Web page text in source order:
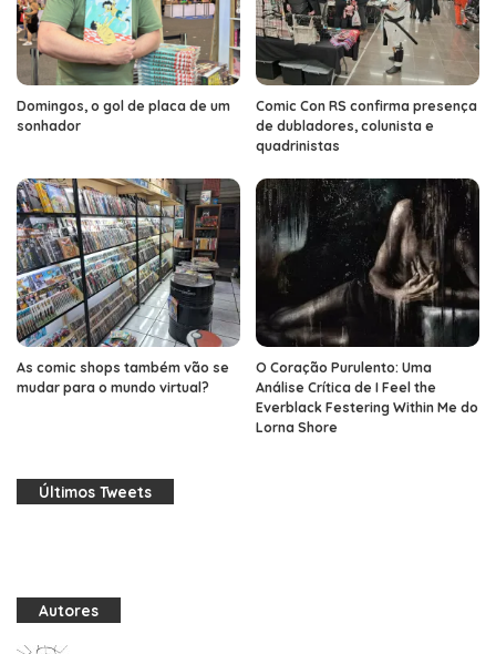
Domingos, o gol de placa de um
sonhador
Comic Con RS confirma presença
de dubladores, colunista e
quadrinistas
As comic shops também vão se
mudar para o mundo virtual?
O Coração Purulento: Uma
Análise Crítica de I Feel the
Everblack Festering Within Me do
Lorna Shore
Últimos Tweets
Autores